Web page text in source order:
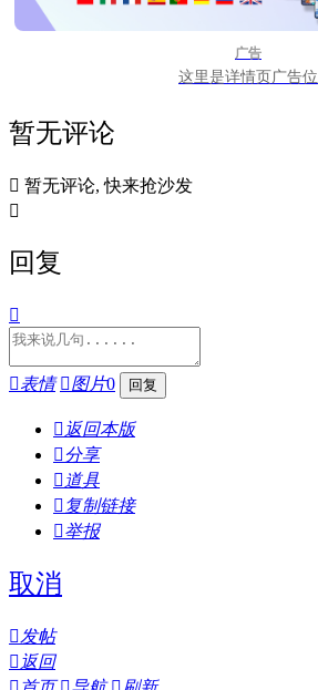
广告
这里是详情页广告位
暂无评论
 暂无评论, 快来抢沙发

回复

表情 图片0
 返回本版
分享
 道具
 复制链接
举报
取消
发帖
 返回